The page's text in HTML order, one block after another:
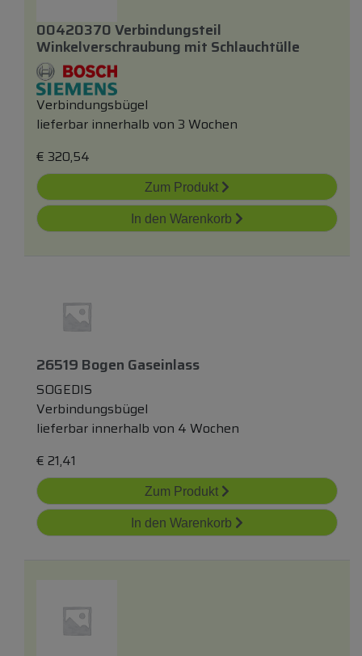
00420370 Verbindungsteil
Winkelverschraubung mit Schlauchtülle
Verbindungsbügel
lieferbar innerhalb von 3 Wochen
€ 320,54
Zum Produkt
In den Warenkorb
26519 Bogen Gaseinlass
SOGEDIS
Verbindungsbügel
lieferbar innerhalb von 4 Wochen
€ 21,41
Zum Produkt
In den Warenkorb